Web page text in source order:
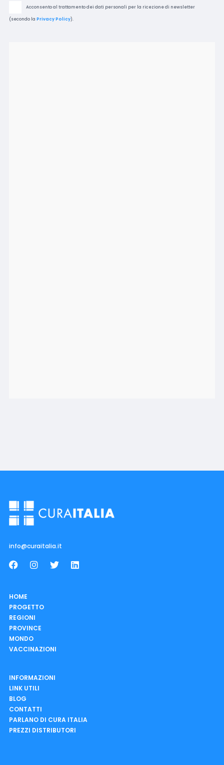
Acconsento al trattamento dei dati personali per la ricezione di newsletter
(secondo la Privacy Policy).
info@curaitalia.it
HOME
PROGETTO
REGIONI
PROVINCE
MONDO
VACCINAZIONI
INFORMAZIONI
LINK UTILI
BLOG
CONTATTI
PARLANO DI CURA ITALIA
PREZZI DISTRIBUTORI